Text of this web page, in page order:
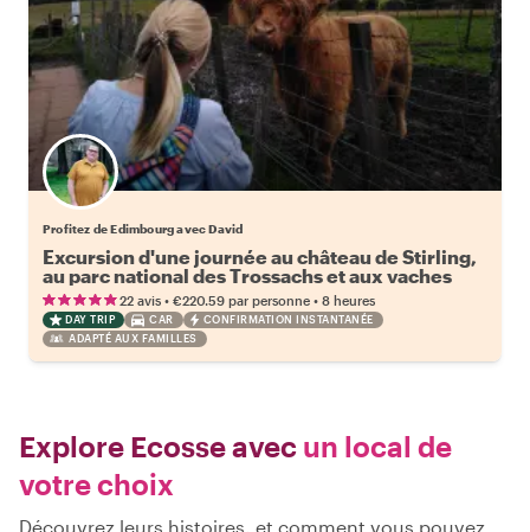
Profitez de Edimbourg avec David
Excursion d'une journée au château de Stirling,
au parc national des Trossachs et aux vaches
des Highlands
22 avis • €220.59 par personne • 8 heures
DAY TRIP CAR
CONFIRMATION INSTANTANÉE
ADAPTÉ AUX FAMILLES
Explore Ecosse avec un local de
votre choix
Découvrez leurs histoires, et comment vous pouvez